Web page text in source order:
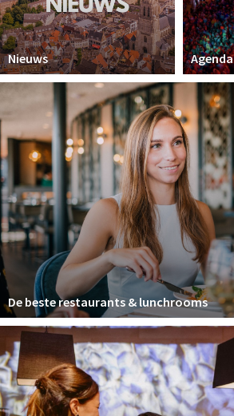
Nieuws, interviews & blogs
Eten
Drinken
Slapen
Recreatief
Winkels
Winkelgebieden
Parkeren
Bezienswaardigheden
Musea, theaters & podia
Uitjes & activiteiten
Toeristische routes
Natuurgebieden
Baroniepoorten
Nieuws Agenda
De beste restaurants & lunchrooms